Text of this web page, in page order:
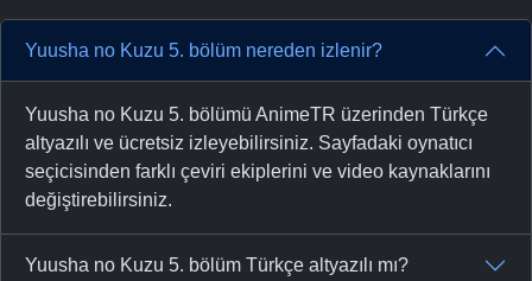
Yuusha no Kuzu 5. bölüm nereden izlenir?
Yuusha no Kuzu 5. bölümü AnimeTR üzerinden Türkçe
altyazılı ve ücretsiz izleyebilirsiniz. Sayfadaki oynatıcı
seçicisinden farklı çeviri ekiplerini ve video kaynaklarını
değiştirebilirsiniz.
Yuusha no Kuzu 5. bölüm Türkçe altyazılı mı?